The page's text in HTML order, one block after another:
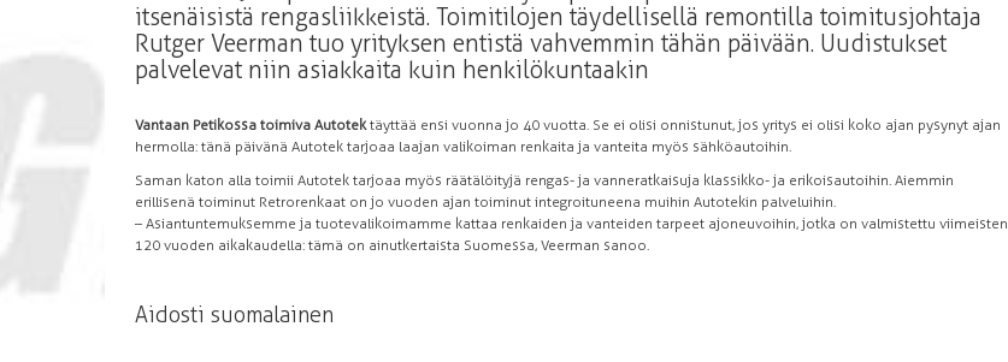
itsenäisistä rengasliikkeistä. Toimitilojen täydellisellä remontilla toimitusjohtaja
Rutger Veerman tuo yrityksen entistä vahvemmin tähän päivään. Uudistukset
palvelevat niin asiakkaita kuin henkilökuntaakin
Vantaan Petikossa toimiva Autotek täyttää ensi vuonna jo 40 vuotta. Se ei olisi onnistunut, jos yritys ei olisi koko ajan pysynyt ajan
hermolla: tänä päivänä Autotek tarjoaa laajan valikoiman renkaita ja vanteita myös sähköautoihin.
Saman katon alla toimii Autotek tarjoaa myös räätälöityjä rengas- ja vanneratkaisuja klassikko- ja erikoisautoihin. Aiemmin
erillisenä toiminut Retrorenkaat on jo vuoden ajan toiminut integroituneena muihin Autotekin palveluihin.
– Asiantuntemuksemme ja tuotevalikoimamme kattaa renkaiden ja vanteiden tarpeet ajoneuvoihin, jotka on valmistettu viimeisten
120 vuoden aikakaudella: tämä on ainutkertaista Suomessa, Veerman sanoo.
Aidosti suomalainen